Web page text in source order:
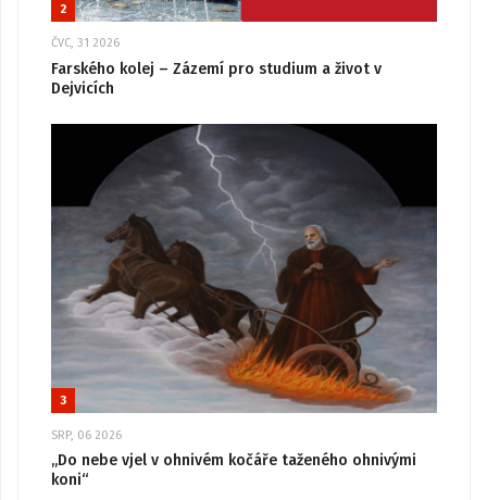
2
ČVC, 31 2026
Farského kolej – Zázemí pro studium a život v
Dejvicích
3
SRP, 06 2026
„Do nebe vjel v ohnivém kočáře taženého ohnivými
koni“